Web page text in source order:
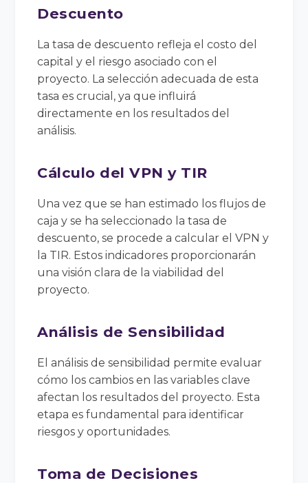
Descuento
La tasa de descuento refleja el costo del
capital y el riesgo asociado con el
proyecto. La selección adecuada de esta
tasa es crucial, ya que influirá
directamente en los resultados del
análisis.
Cálculo del VPN y TIR
Una vez que se han estimado los flujos de
caja y se ha seleccionado la tasa de
descuento, se procede a calcular el VPN y
la TIR. Estos indicadores proporcionarán
una visión clara de la viabilidad del
proyecto.
Análisis de Sensibilidad
El análisis de sensibilidad permite evaluar
cómo los cambios en las variables clave
afectan los resultados del proyecto. Esta
etapa es fundamental para identificar
riesgos y oportunidades.
Toma de Decisiones